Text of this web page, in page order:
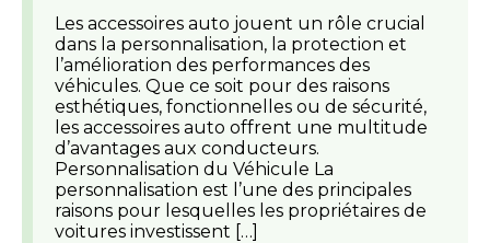
Les accessoires auto jouent un rôle crucial
dans la personnalisation, la protection et
l’amélioration des performances des
véhicules. Que ce soit pour des raisons
esthétiques, fonctionnelles ou de sécurité,
les accessoires auto offrent une multitude
d’avantages aux conducteurs.
Personnalisation du Véhicule La
personnalisation est l’une des principales
raisons pour lesquelles les propriétaires de
voitures investissent […]